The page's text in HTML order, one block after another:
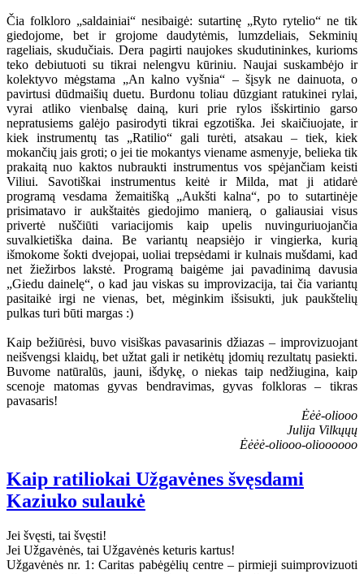
Čia folkloro „saldainiai“ nesibaigė: sutartinę „Ryto rytelio“ ne tik
giedojome, bet ir grojome daudytėmis, lumzdeliais, Sekminių
rageliais, skudučiais. Dera pagirti naujokes skudutininkes, kurioms
teko debiutuoti su tikrai nelengvu kūriniu. Naujai suskambėjo ir
kolektyvo mėgstama „An kalno vyšnia“ – šįsyk ne dainuota, o
pavirtusi dūdmaišių duetu. Burdonu toliau dūzgiant ratukinei rylai,
vyrai atliko vienbalsę dainą, kuri prie rylos išskirtinio garso
nepratusiems galėjo pasirodyti tikrai egzotiška. Jei skaičiuojate, ir
kiek instrumentų tas „Ratilio“ gali turėti, atsakau – tiek, kiek
mokančių jais groti; o jei tie mokantys viename asmenyje, belieka tik
prakaitą nuo kaktos nubraukti instrumentus vos spėjančiam keisti
Viliui. Savotiškai instrumentus keitė ir Milda, mat ji atidarė
programą vesdama žemaitišką „Aukšti kalna“, po to sutartinėje
prisimatavo ir aukštaitės giedojimo manierą, o galiausiai visus
privertė nuščiūti variacijomis kaip upelis nuvinguriuojančia
suvalkietiška daina. Be variantų neapsiėjo ir vingierka, kurią
išmokome šokti dvejopai, uoliai trepsėdami ir kulnais mušdami, kad
net žiežirbos lakstė. Programą baigėme jai pavadinimą davusia
„Giedu dainelę“, o kad jau viskas su improvizacija, tai čia variantų
pasitaikė irgi ne vienas, bet, mėginkim išsisukti, juk paukštelių
pulkas turi būti margas :)
Kaip bežiūrėsi, buvo visiškas pavasarinis džiazas – improvizuojant
neišvengsi klaidų, bet užtat gali ir netikėtų įdomių rezultatų pasiekti.
Buvome natūralūs, jauni, išdykę, o niekas taip nedžiugina, kaip
scenoje matomas gyvas bendravimas, gyvas folkloras – tikras
pavasaris!
Ėėė-oliooo
Julija Vilkųųų
Ėėėė-oliooo-olioooooo
Kaip ratiliokai Užgavėnes švęsdami
Kaziuko sulaukė
Jei švęsti, tai švęsti!
Jei Užgavėnės, tai Užgavėnės keturis kartus!
Užgavėnės nr. 1: Caritas pabėgėlių centre – pirmieji suimprovizuoti